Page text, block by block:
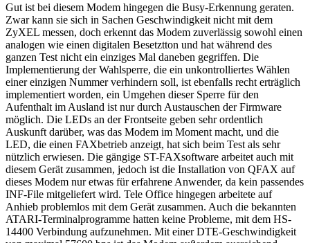
Gut ist bei diesem Modem hingegen die Busy-Erkennung geraten.
Zwar kann sie sich in Sachen Geschwindigkeit nicht mit dem
ZyXEL messen, doch erkennt das Modem zuverlässig sowohl einen
analogen wie einen digitalen Besetztton und hat während des
ganzen Test nicht ein einziges Mal daneben gegriffen. Die
Implementierung der Wahlsperre, die ein unkontrolliertes Wählen
einer einzigen Nummer verhindern soll, ist ebenfalls recht erträglich
implementiert worden, ein Umgehen dieser Sperre für den
Aufenthalt im Ausland ist nur durch Austauschen der Firmware
möglich. Die LEDs an der Frontseite geben sehr ordentlich
Auskunft darüber, was das Modem im Moment macht, und die
LED, die einen FAXbetrieb anzeigt, hat sich beim Test als sehr
nützlich erwiesen. Die gängige ST-FAXsoftware arbeitet auch mit
diesem Gerät zusammen, jedoch ist die Installation von QFAX auf
dieses Modem nur etwas für erfahrene Anwender, da kein passendes
INF-File mitgeliefert wird. Tele Office hingegen arbeitete auf
Anhieb problemlos mit dem Gerät zusammen. Auch die bekannten
ATARI-Terminalprogramme hatten keine Probleme, mit dem HS-
14400 Verbindung aufzunehmen. Mit einer DTE-Geschwindigkeit